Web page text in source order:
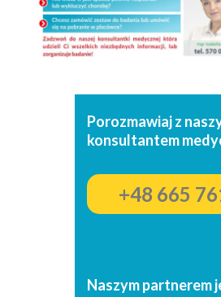
Porozmawiaj z
konsultantem
+48 665
Naszym partnerem